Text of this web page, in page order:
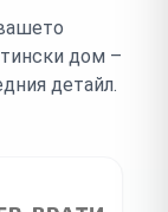
дом –
детайл.